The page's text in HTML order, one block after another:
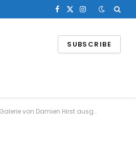
Facebook
X
Instagram
SUBSCRIBE
von Damien Hirst ausgestellt